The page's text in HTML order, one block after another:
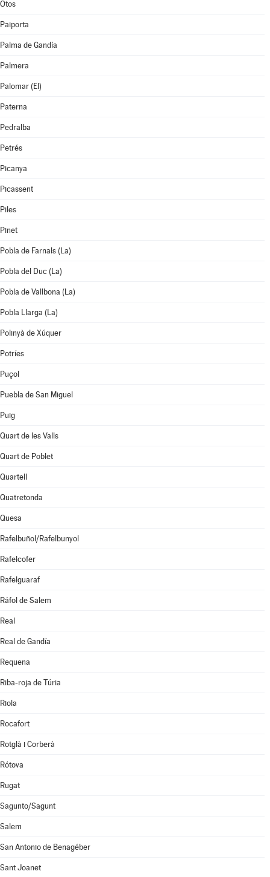
Otos
Paiporta
Palma de Gandía
Palmera
Palomar (El)
Paterna
Pedralba
Petrés
Picanya
Picassent
Piles
Pinet
Pobla de Farnals (La)
Pobla del Duc (La)
Pobla de Vallbona (La)
Pobla Llarga (La)
Polinyà de Xúquer
Potríes
Puçol
Puebla de San Miguel
Puig
Quart de les Valls
Quart de Poblet
Quartell
Quatretonda
Quesa
Rafelbuñol/Rafelbunyol
Rafelcofer
Rafelguaraf
Ráfol de Salem
Real
Real de Gandía
Requena
Riba-roja de Túria
Riola
Rocafort
Rotglà i Corberà
Rótova
Rugat
Sagunto/Sagunt
Salem
San Antonio de Benagéber
Sant Joanet